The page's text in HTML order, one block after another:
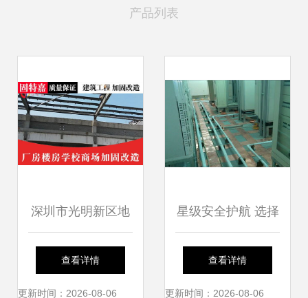
产品列表
深圳市光明新区地
基沉降加固工程承
包与建筑施工服务
查看详情
更新时间：2026-08-06
星级安全护航 选择
信誉好的防雷产品
与建筑施工服务
查看详情
更新时间：2026-08-06